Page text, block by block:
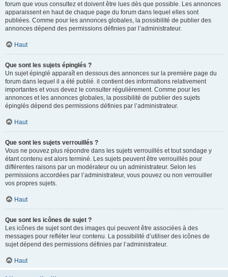
forum que vous consultez et doivent être lues dès que possible. Les annonces
apparaissent en haut de chaque page du forum dans lequel elles sont
publiées. Comme pour les annonces globales, la possibilité de publier des
annonces dépend des permissions définies par l’administrateur.
Haut
Que sont les sujets épinglés ?
Un sujet épinglé apparaît en dessous des annonces sur la première page du
forum dans lequel il a été publié. il contient des informations relativement
importantes et vous devez le consulter régulièrement. Comme pour les
annonces et les annonces globales, la possibilité de publier des sujets
épinglés dépend des permissions définies par l’administrateur.
Haut
Que sont les sujets verrouillés ?
Vous ne pouvez plus répondre dans les sujets verrouillés et tout sondage y
étant contenu est alors terminé. Les sujets peuvent être verrouillés pour
différentes raisons par un modérateur ou un administrateur. Selon les
permissions accordées par l’administrateur, vous pouvez ou non verrouiller
vos propres sujets.
Haut
Que sont les icônes de sujet ?
Les icônes de sujet sont des images qui peuvent être associées à des
messages pour refléter leur contenu. La possibilité d’utiliser des icônes de
sujet dépend des permissions définies par l’administrateur.
Haut